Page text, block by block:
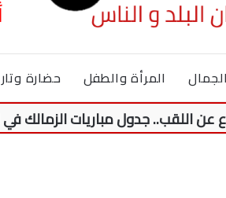
المرأة والطفل حضارة
جدول مباريات الزمالك في الدوري